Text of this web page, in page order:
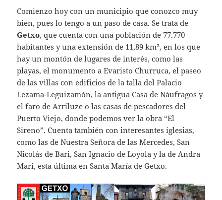
Comienzo hoy con un municipio que conozco muy
bien, pues lo tengo a un paso de casa. Se trata de
Getxo, que cuenta con una población de 77.770
habitantes y una extensión de 11,89 km², en los que
hay un montón de lugares de interés, como las
playas, el monumento a Evaristo Churruca, el paseo
de las villas con edificios de la talla del Palacio
Lezama-Leguizamón, la antigua Casa de Náufragos y
el faro de Arriluze o las casas de pescadores del
Puerto Viejo, donde podemos ver la obra “El
Sireno”. Cuenta también con interesantes iglesias,
como las de Nuestra Señora de las Mercedes, San
Nicolás de Bari, San Ignacio de Loyola y la de Andra
Mari, esta última en Santa María de Getxo.